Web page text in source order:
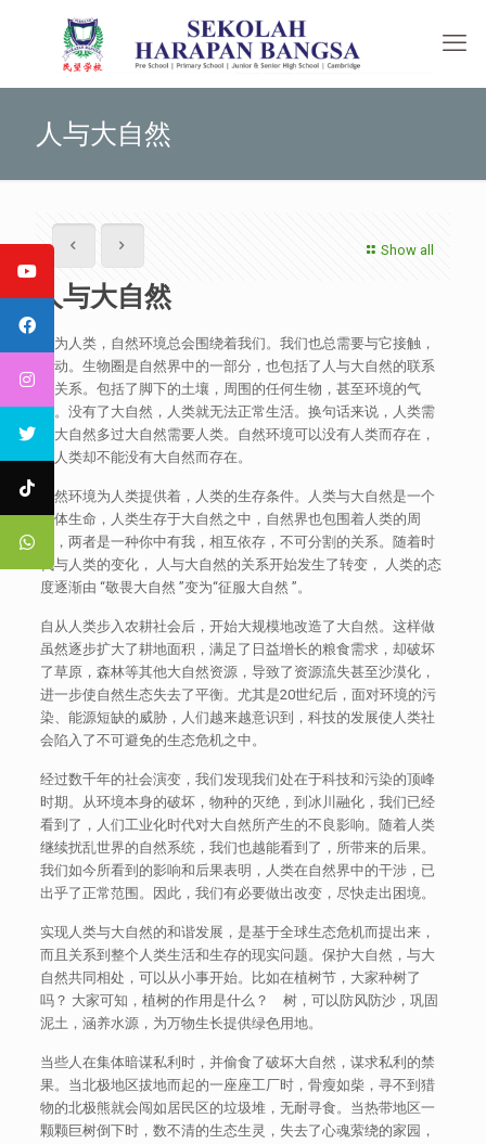
人与大自然
Show all
人与大自然
作为人类，自然环境总会围绕着我们。我们也总需要与它接触，
互动。生物圈是自然界中的一部分，也包括了人与大自然的联系
和关系。包括了脚下的土壤，周围的任何生物，甚至环境的气
氛。没有了大自然，人类就无法正常生活。换句话来说，人类需
要大自然多过大自然需要人类。自然环境可以没有人类而存在，
但人类却不能没有大自然而存在。
自然环境为人类提供着，人类的生存条件。人类与大自然是一个
整体生命，人类生存于大自然之中，自然界也包围着人类的周
围，两者是一种你中有我，相互依存，不可分割的关系。随着时
代与人类的变化， 人与大自然的关系开始发生了转变， 人类的态
度逐渐由 “敬畏大自然 ”变为“征服大自然 ”。
自从人类步入农耕社会后，开始大规模地改造了大自然。这样做
虽然逐步扩大了耕地面积，满足了日益增长的粮食需求，却破坏
了草原，森林等其他大自然资源，导致了资源流失甚至沙漠化，
进一步使自然生态失去了平衡。尤其是20世纪后，面对环境的污
染、能源短缺的威胁，人们越来越意识到，科技的发展使人类社
会陷入了不可避免的生态危机之中。
经过数千年的社会演变，我们发现我们处在于科技和污染的顶峰
时期。从环境本身的破坏，物种的灭绝，到冰川融化，我们已经
看到了，人们工业化时代对大自然所产生的不良影响。随着人类
继续扰乱世界的自然系统，我们也越能看到了，所带来的后果。
我们如今所看到的影响和后果表明，人类在自然界中的干涉，已
出乎了正常范围。因此，我们有必要做出改变，尽快走出困境。
实现人类与大自然的和谐发展，是基于全球生态危机而提出来，
而且关系到整个人类生活和生存的现实问题。保护大自然，与大
自然共同相处，可以从小事开始。比如在植树节，大家种树了
吗？ 大家可知，植树的作用是什么？ 树，可以防风防沙，巩固
泥土，涵养水源，为万物生长提供绿色用地。
当些人在集体暗谋私利时，并偷食了破坏大自然，谋求私利的禁
果。当北极地区拔地而起的一座座工厂时，骨瘦如柴，寻不到猎
物的北极熊就会闯如居民区的垃圾堆，无耐寻食。当热带地区一
颗颗巨树倒下时，数不清的生态生灵，失去了心魂萦绕的家园，